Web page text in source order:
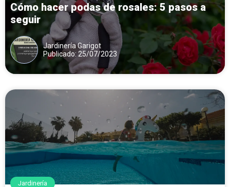
Cómo hacer podas de rosales: 5 pasos a
seguir
Jardinería Garigot
Publicado: 25/07/2023
Jardinería